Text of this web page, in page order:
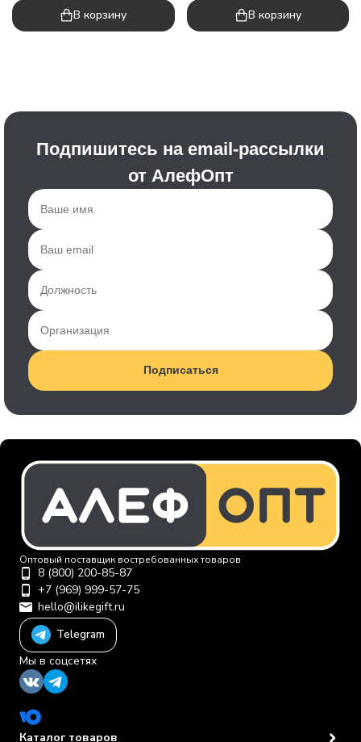
В корзину В корзину
Подпишитесь на email-рассылки
от АлефОпт
Подписаться
Оптовый поставщик востребованных товаров
8 (800) 200-85-87
+7 (969) 999-57-75
hello@ilikegift.ru
Telegram
Мы в соцсетях
Каталог товаров